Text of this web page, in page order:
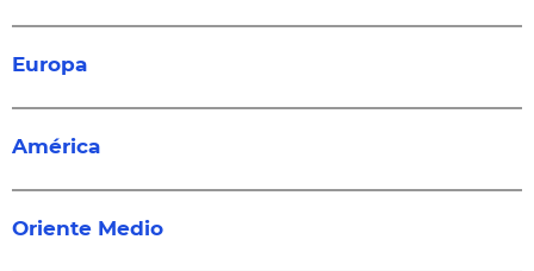
Europa
América
Oriente Medio